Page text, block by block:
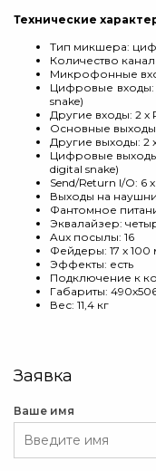
Технические
Тип микшера:
Количество
Микрофонные
Цифровые входы:
snake)
Другие входы: 2 x
Основные
Другие выходы: 2 x
Цифровые выходы:
digital snake)
Send/Return I/O: 6 x
Выходы на
Фантомное
Эквалайзер:
Aux посылы: 16
Фейдеры: 17 x
Эффекты: есть
Подключение к
Габариты:
Вес: 11,4 кг
Заявка
Ваше имя